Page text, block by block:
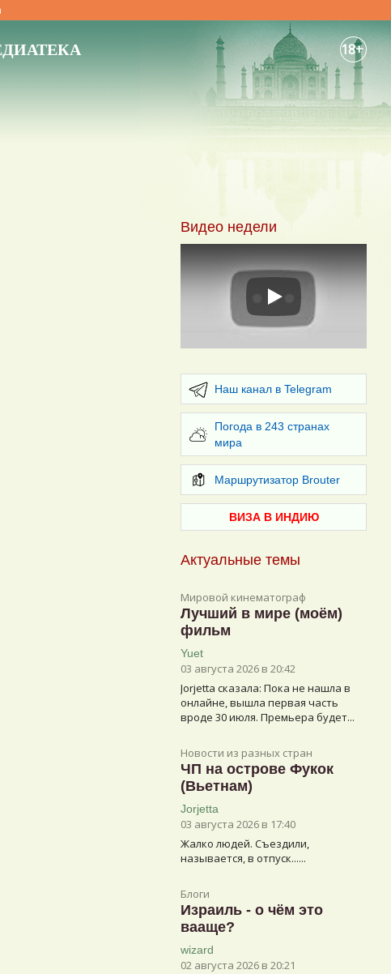
18+
Видео недели
Play
Наш канал в Telegram
Погода в 243 странах
мира
Маршрутизатор Brouter
ВИЗА В ИНДИЮ
Актуальные темы
Мировой кинематограф
Лучший в мире (моём)
фильм
Yuet
03 августа 2026 в 20:42
Jorjetta сказалa: Пока не нашла в
онлайне, вышла первая часть
вроде 30 июля. Премьера будет...
Новости из разных стран
ЧП на острове Фукок
(Вьетнам)
Jorjetta
03 августа 2026 в 17:40
Жалко людей. Съездили,
называется, в отпуск......
Блоги
Израиль - о чём это
вааще?
wizard
02 августа 2026 в 20:21